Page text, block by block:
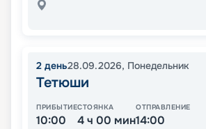
2 день28.09.2026, Понедельник
Тетюши
ПРИБЫТИЕ
10:00
СТОЯНКА
4 ч 00 мин
ОТПРАВЛЕНИЕ
14:00